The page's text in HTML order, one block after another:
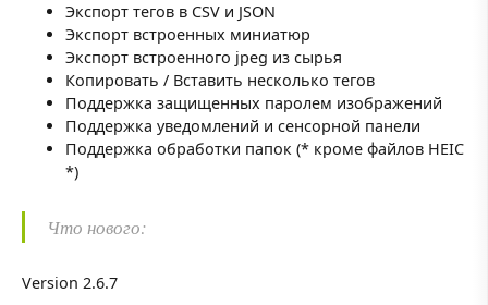
Экспорт тегов в CSV и JSON
Экспорт встроенных миниатюр
Экспорт встроенного jpeg из сырья
Копировать / Вставить несколько тегов
Поддержка защищенных паролем изображений
Поддержка уведомлений и сенсорной панели
Поддержка обработки папок (* кроме файлов HEIC
*)
Что нового:
Version 2.6.7